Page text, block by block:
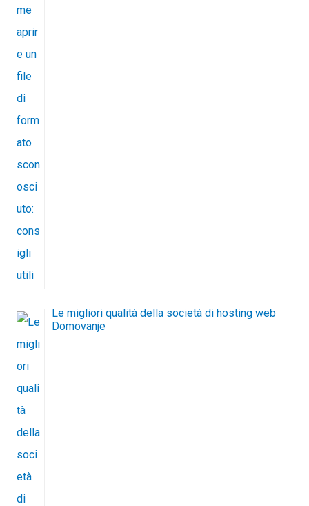
Le migliori qualità della società di hosting web
Domovanje